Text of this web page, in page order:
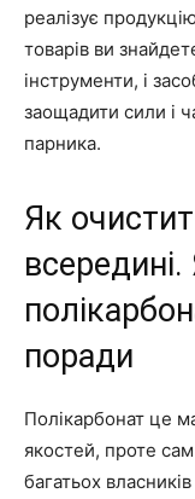
реалізує
товарів ви
інструменти, і
заощадити сили і
парника.
Як
поради
Полікарбонат це
якостей, проте
багатьох